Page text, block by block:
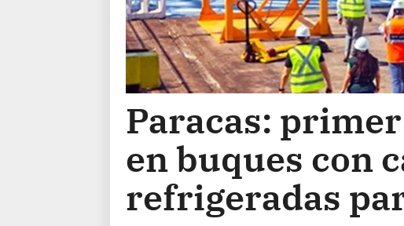
Paracas:
en buques con
refrigeradas